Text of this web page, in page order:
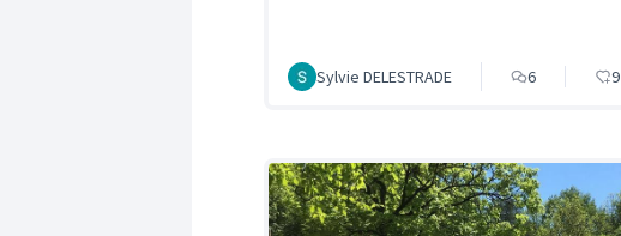
Sylvie DELESTRADE 6 9